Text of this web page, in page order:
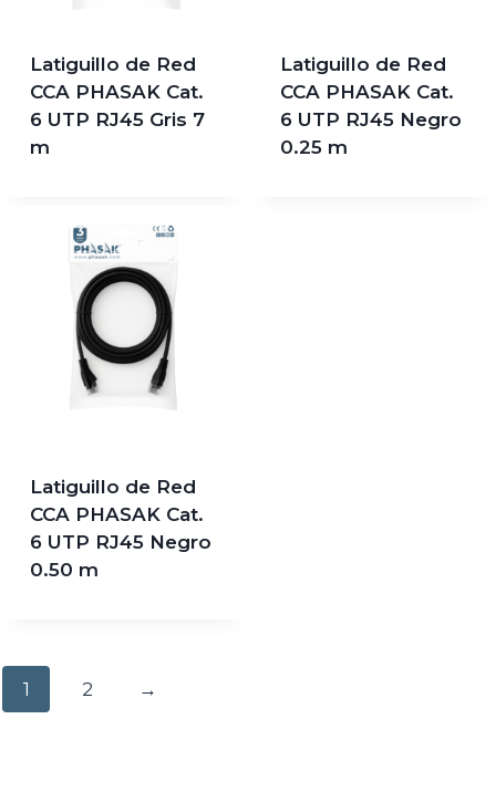
Latiguillo de Red
CCA PHASAK Cat.
6 UTP RJ45 Gris 7
m
Latiguillo de Red
CCA PHASAK Cat.
6 UTP RJ45 Negro
0.25 m
Latiguillo de Red
CCA PHASAK Cat.
6 UTP RJ45 Negro
0.50 m
1 2 →